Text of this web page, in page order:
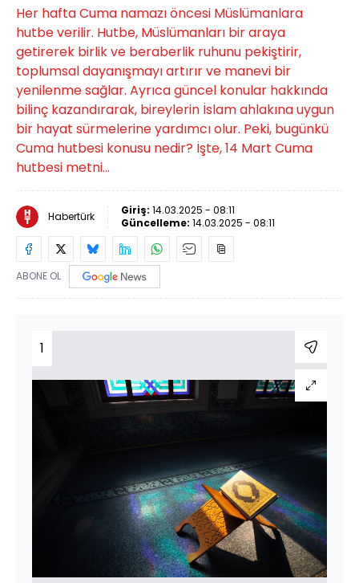
Her hafta Cuma namazı öncesi Müslümanlara
hutbe verilir. Hutbe, Müslümanları bir araya
getirerek birlik ve beraberlik ruhunu pekiştirir,
toplumsal dayanışmayı artırır ve manevi bir
yenilenme sağlar. Ayrıca güncel konular hakkında
bilinç kazandırarak, bireylerin İslam ahlakına uygun
bir hayat sürmelerine yardımcı olur. Peki, bugünkü
Cuma hutbesi konusu nedir? İşte, 14 Mart Cuma
hutbesi metni...
Habertürk Giriş: 14.03.2025 - 08:11
Güncelleme: 14.03.2025 - 08:11
ABONE OL
1